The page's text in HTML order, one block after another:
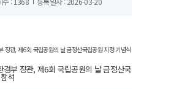
경부 장관, 제6회 국립공원의 날 금정산국
석